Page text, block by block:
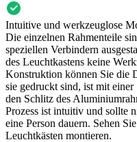
Intuitive und werkzeuglose
Die einzelnen Rahmenteile
speziellen Verbindern
des Leuchtkastens keine
Konstruktion können Sie die
sie gedruckt sind, ist mit
den Schlitz des
Prozess ist intuitiv und sollte
eine Person dauern. Sehen
Leuchtkästen montieren.